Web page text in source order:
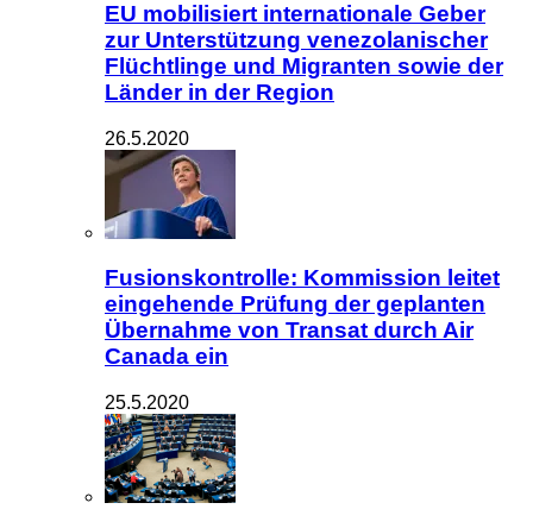
EU mobilisiert internationale Geber
zur Unterstützung venezolanischer
Flüchtlinge und Migranten sowie der
Länder in der Region
26.5.2020
Fusionskontrolle: Kommission leitet
eingehende Prüfung der geplanten
Übernahme von Transat durch Air
Canada ein
25.5.2020